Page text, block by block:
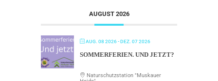
AUGUST 2026
AUG. 08 2026- DEZ. 07 2026
SOMMERFERIEN. UND JETZT?
Naturschutzstation "Muskauer